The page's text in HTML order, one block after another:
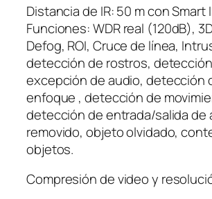
Distancia de IR: 50 m con Smart
Funciones: WDR real (120dB),
Defog, ROI, Cruce de línea,
detección de rostros,
excepción de audio, detección
enfoque , detección de
detección de entrada/salida de
removido, objeto olvidado,
objetos.
Compresión de video y